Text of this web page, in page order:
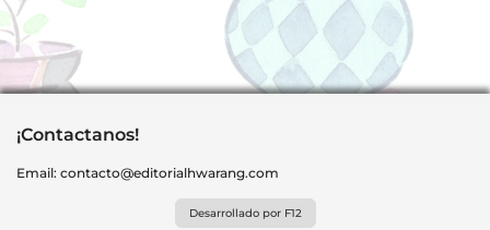
¡Contactanos!
Email: contacto@editorialhwarang.com
Desarrollado por F12